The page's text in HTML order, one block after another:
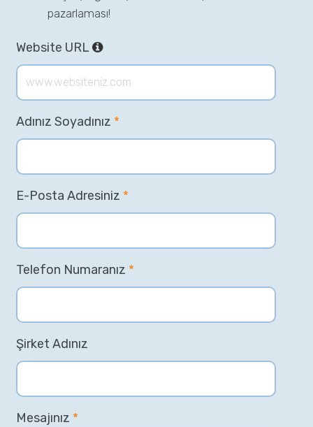
pazarlaması!
Website URL
Adınız Soyadınız *
E-Posta Adresiniz *
Telefon Numaranız *
Şirket Adınız
Mesajınız *